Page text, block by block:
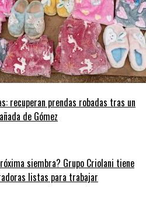
recuperan prendas robadas tras un
de Gómez
siembra? Grupo Criolani tiene
listas para trabajar